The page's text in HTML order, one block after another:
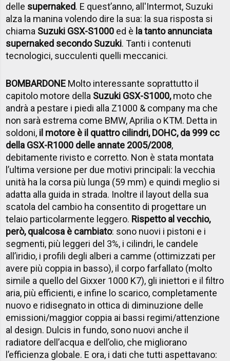
delle supernaked. E quest’anno, all'Intermot, Suzuki
alza la manina volendo dire la sua: la sua risposta si
chiama Suzuki GSX-S1000 ed è la tanto annunciata
supernaked secondo Suzuki. Tanti i contenuti
tecnologici, succulenti quelli meccanici.
BOMBARDONE Molto interessante soprattutto il
capitolo motore della Suzuki GSX-S1000,moto che
andrà a pestare i piedi alla Z1000 & company ma che
non sarà estrema come BMW, Aprilia o KTM. Detta in
soldoni, il motore è il quattro cilindri, DOHC, da 999 cc
della GSX-R1000 delle annate 2005/2008,
debitamente rivisto e corretto. Non è stata montata
l’ultima versione per due motivi principali: la vecchia
unità ha la corsa più lunga (59 mm) e quindi meglio si
adatta alla guida in strada. Inoltre il layout della sua
scatola del cambio ha consentito di progettare un
telaio particolarmente leggero. Rispetto al vecchio,
però, qualcosa è cambiato: sono nuovi i pistoni e i
segmenti, più leggeri del 3%, i cilindri, le candele
all’iridio, i profili degli alberi a camme (ottimizzati per
avere più coppia in basso), il corpo farfallato (molto
simile a quello del Gixxer 1000 K7), gli iniettori e il filtro
aria, più efficienti, e infine lo scarico, completamente
nuovo e ridisegnato in ottica di diminuzione delle
emissioni/maggior coppia ai bassi regimi/attenzione
al design. Dulcis in fundo, sono nuovi anche il
radiatore dell’acqua e dell’olio, che migliorano
l’efficienza globale. E ora, i dati che tutti aspettavano: